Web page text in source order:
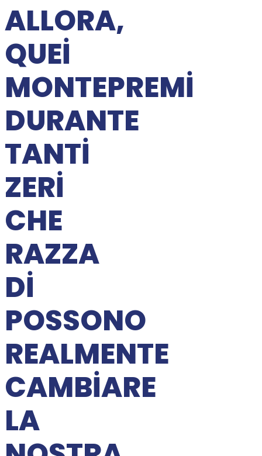
ALLORA,
QUEI
MONTEPREMI
DURANTE
TANTI
ZERI
CHE
RAZZA
DI
POSSONO
REALMENTE
CAMBIARE
LA